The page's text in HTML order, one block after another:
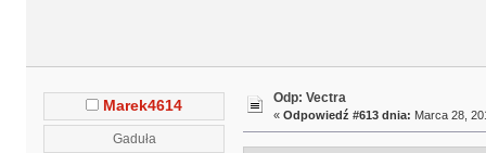
Marek4614
Gaduła
Odp: Vectra
« Odpowiedź #613 dnia: Marca 28,